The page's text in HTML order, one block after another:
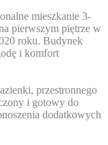
mieszkanie 3-
pierwszym piętrze w
roku. Budynek
i komfort
przestronnego
i gotowy do
dodatkowych